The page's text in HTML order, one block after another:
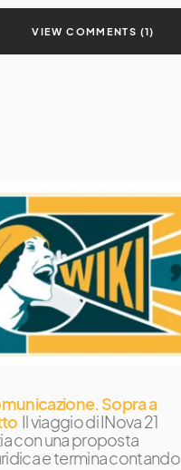
VIEW COMMENTS (1)
Sopra a
Il viaggio di INova 21
con una proposta
e termina contando